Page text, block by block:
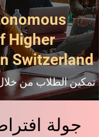
Higher
Switzerland
تمكين الطلاب من خلال